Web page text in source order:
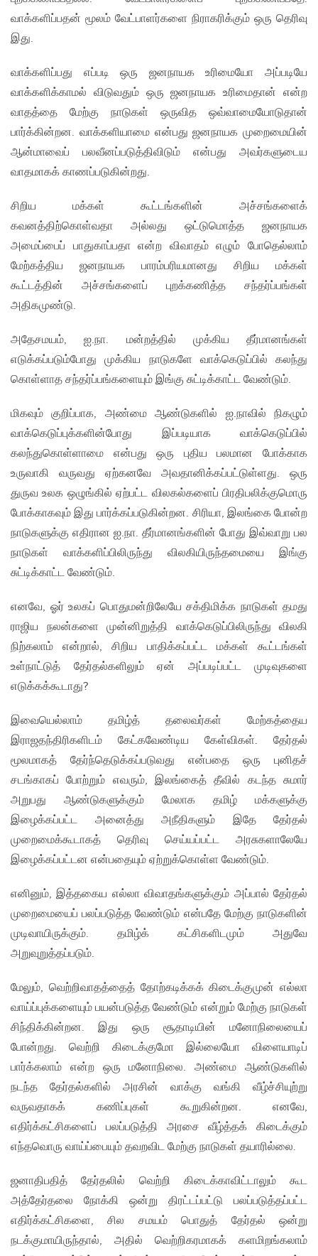
வாக்களிப்பதன் மூலம் வேட்பாளர்களை நிராகரிக்கும் ஒரு தெரிவு
இது.
வாக்களிப்பது எப்படி ஒரு ஜனநாயக உரிமையோ அப்படியே
வாக்களிக்காமல் விடுவதும் ஒரு ஜனநாயக உரிமைதான் என்ற
வாதத்தை மேற்கு நாடுகள் ஒருவித ஒவ்வாமையோடுதான்
பார்க்கின்றன. வாக்களியாமை என்பது ஜனநாயக முறைமையின்
ஆன்மாவைப் பலவீனப்படுத்திவிடும் என்பது அவர்களுடைய
வாதமாகக் காணப்படுகின்றது.
சிறிய மக்கள் கூட்டங்களின் அச்சங்களைக்
கவனத்திற்கொள்வதா அல்லது ஒட்டுமொத்த ஜனநாயக
அமைப்பைப் பாதுகாப்பதா என்ற விவாதம் எழும் போதெல்லாம்
மேற்கத்திய ஜனநாயக பாரம்பரியமானது சிறிய மக்கள்
கூட்டத்தின் அச்சங்களைப் புறக்கணித்த சந்தர்ப்பங்கள்
அதிகமுண்டு.
அதேசமயம், ஐ.நா. மன்றத்தில் முக்கிய தீர்மானங்கள்
எடுக்கப்படும்போது முக்கிய நாடுகளே வாக்கெடுப்பில் கலந்து
கொள்ளாத சந்தர்ப்பங்களையும் இங்கு சுட்டிக்காட்ட வேண்டும்.
மிகவும் குறிப்பாக, அண்மை ஆண்டுகளில் ஐ.நாவில் நிகழும்
வாக்கெடுப்புக்களின்போது இப்படியாக வாக்கெடுப்பில்
கலந்துகொள்ளாமை என்பது ஒரு புதிய பலமான போக்காக
உருவாகி வருவது ஏற்கனவே அவதானிக்கப்பட்டுள்ளது. ஒரு
துருவ உலக ஒழுங்கில் ஏற்பட்ட விலகல்களைப் பிரதிபலிக்குமொரு
போக்காகவும் இது பார்க்கப்படுகின்றன. சிரியா, இலங்கை போன்ற
நாடுகளுக்கு எதிரான ஐ.நா. தீர்மானங்களின் போது இவ்வாறு பல
நாடுகள் வாக்களிப்பிலிருந்து விலகியிருந்தமையை இங்கு
சுட்டிக்காட்ட வேண்டும்.
எனவே, ஓர் உலகப் பொதுமன்றிலேயே சக்திமிக்க நாடுகள் தமது
ராஜிய நலன்களை முன்னிறுத்தி வாக்கெடுப்பிலிருந்து விலகி
நிற்கலாம் என்றால், சிறிய பாதிக்கப்பட்ட மக்கள் கூட்டங்கள்
உள்நாட்டுத் தேர்தல்களிலும் ஏன் அப்படிப்பட்ட முடிவுகளை
எடுக்கக்கூடாது?
இவையெல்லாம் தமிழ்த் தலைவர்கள் மேற்கத்தைய
இராஜதந்திரிகளிடம் கேட்கவேண்டிய கேள்விகள். தேர்தல்
மூலமாகத் தேர்ந்தெடுக்கப்படுவது என்பதை ஒரு புனிதச்
சடங்காகப் போற்றும் எவரும், இலங்கைத் தீவில் கடந்த சுமார்
அறுபது ஆண்டுகளுக்கும் மேலாக தமிழ் மக்களுக்கு
இழைக்கப்பட்ட அனைத்து அநீதிகளும் இதே தேர்தல்
முறைமைக்கூடாகத் தெரிவு செய்யப்பட்ட அரசுகளாலேயே
இழைக்கப்பட்டன என்பதையும் ஏற்றுக்கொள்ள வேண்டும்.
எனினும், இத்தகைய எல்லா விவாதங்களுக்கும் அப்பால் தேர்தல்
முறைமையைப் பலப்படுத்த வேண்டும் என்பதே மேற்கு நாடுகளின்
முடிவாயிருக்கும். தமிழ்க் கட்சிகளிடமும் அதுவே
அறுவுறுத்தப்படும்.
மேலும், வெற்றிவாதத்தைத் தோற்கடிக்கக் கிடைக்குமுன் எல்லா
வாய்ப்புக்களையும் பயன்படுத்த வேண்டும் என்றும் மேற்கு நாடுகள்
சிந்திக்கின்றன. இது ஒரு சூதாடியின் மனோநிலையைப்
போன்றது. வெற்றி கிடைக்குமோ இல்லையோ விளையாடிப்
பார்க்கலாம் என்ற ஒரு மனோநிலை. அண்மை ஆண்டுகளில்
நடந்த தேர்தல்களில் அரசின் வாக்கு வங்கி வீழ்ச்சியுற்று
வருவதாகக் கணிப்புகள் கூறுகின்றன. எனவே,
எதிர்க்கட்சிகளைப் பலப்படுத்தி அரசை வீழ்த்தக் கிடைக்கும்
எந்தவொரு வாய்ப்பையும் தவறவிட மேற்கு நாடுகள் தயாரில்லை.
ஜனாதிபதித் தேர்தலில் வெற்றி கிடைக்காவிட்டாலும் கூட
அத்தேர்தலை நோக்கி ஒன்று திரட்டப்பட்டு பலப்படுத்தப்பட்ட
எதிர்க்கட்சிகளை, சில சமயம் பொதுத் தேர்தல் ஒன்று
நடக்குமாயிருந்தால், அதில் வெற்றிகரமாகக் களமிறங்கலாம்